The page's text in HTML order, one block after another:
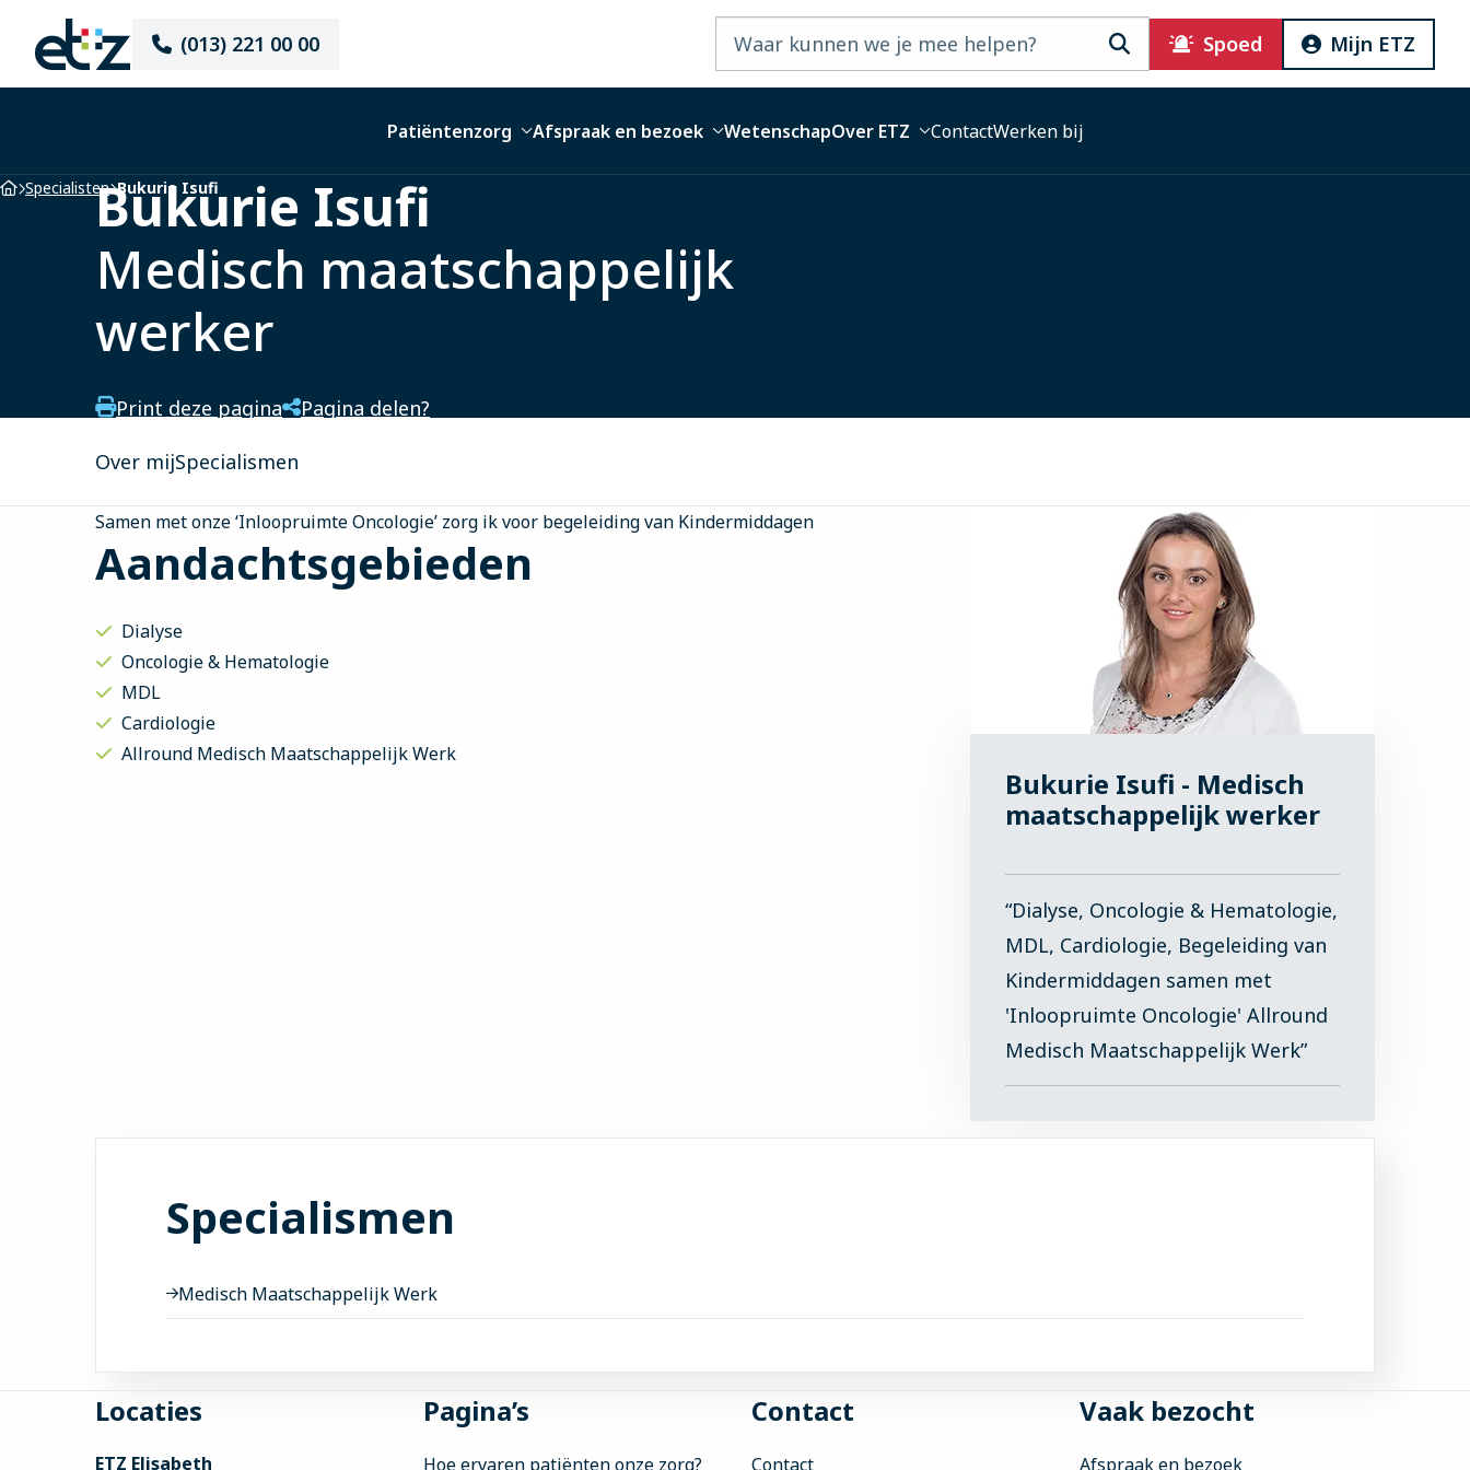
Elisabeth-
TweeSteden
Ziekenhuis
(013) 221 00 00 Zoeken Spoed Mijn ETZ
Patiëntenzorg Afspraak en bezoek WetenschapOver ETZ ContactWerken bij
Home
Specialisten Bukurie Isufi
Bukurie Isufi
Medisch maatschappelijk
werker
Print deze pagina Pagina delen?
Over mijSpecialismen
Bukurie Isufi - Medisch
maatschappelijk werker
“Dialyse, Oncologie & Hematologie,
MDL, Cardiologie, Begeleiding van
Kindermiddagen samen met
'Inloopruimte Oncologie' Allround
Medisch Maatschappelijk Werk”
Samen met onze ‘Inloopruimte Oncologie’ zorg ik voor begeleiding van Kindermiddagen
Aandachtsgebieden
Dialyse
Oncologie & Hematologie
MDL
Cardiologie
Allround Medisch Maatschappelijk Werk
Specialismen
Medisch Maatschappelijk Werk
Locaties
ETZ Elisabeth
Pagina’s
Hoe ervaren patiënten onze zorg?
Contact
Contact
Vaak bezocht
Afspraak en bezoek